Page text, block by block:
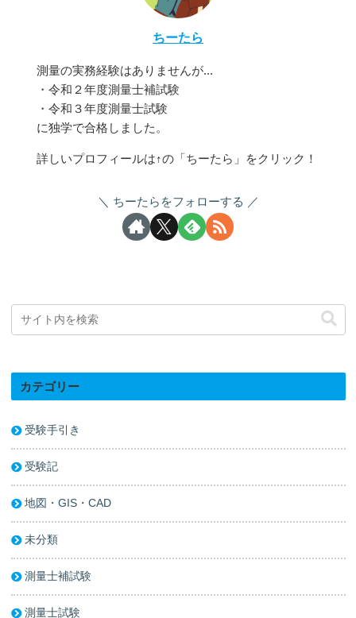
ちーたら
測量の実務経験はありませんが...
・令和２年度測量士補試験
・令和３年度測量士試験
に独学で合格しました。
詳しいプロフィールは↑の「ちーたら」をクリック！
ちーたらをフォローする
カテゴリー
受験手引き
受験記
地図・GIS・CAD
未分類
測量士補試験
測量士試験